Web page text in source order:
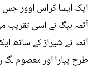
ایک ایسا کراس اوور
آئمہ بیگ نے اسی تقریب
آئمہ نے شیراز کے ساتھ
طرح پیارا اور معصوم لگ